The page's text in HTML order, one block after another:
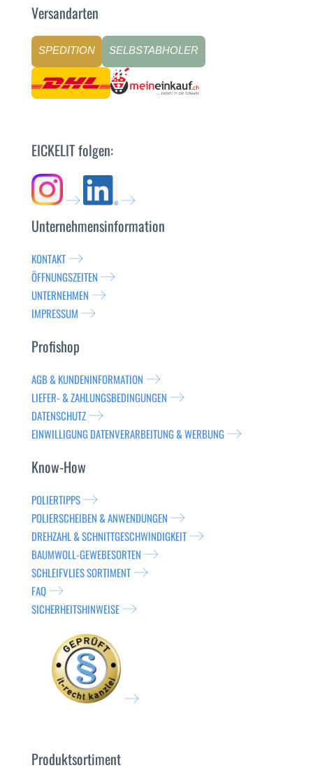
Versandarten
SPEDITION SELBSTABHOLER
EICKELIT folgen:
Unternehmensinformation
KONTAKT
ÖFFNUNGSZEITEN
UNTERNEHMEN
IMPRESSUM
Profishop
AGB & KUNDENINFORMATION
LIEFER- & ZAHLUNGSBEDINGUNGEN
DATENSCHUTZ
EINWILLIGUNG DATENVERARBEITUNG & WERBUNG
Know-How
POLIERTIPPS
POLIERSCHEIBEN & ANWENDUNGEN
DREHZAHL & SCHNITTGESCHWINDIGKEIT
BAUMWOLL-GEWEBESORTEN
SCHLEIFVLIES SORTIMENT
FAQ
SICHERHEITSHINWEISE
Produktsortiment